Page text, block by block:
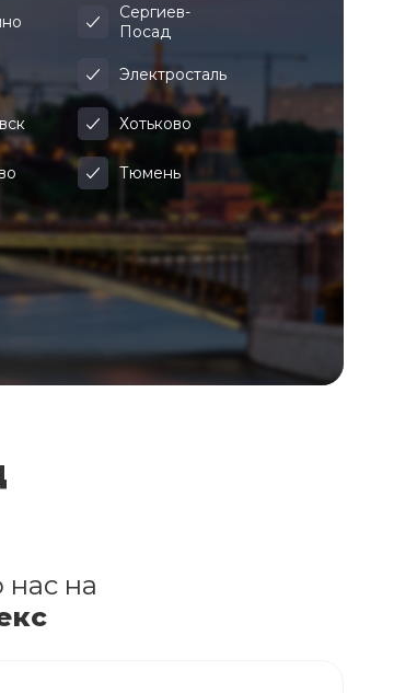
Сергиев-
Посад
Электросталь
Хотьково
Тюмень
нас на